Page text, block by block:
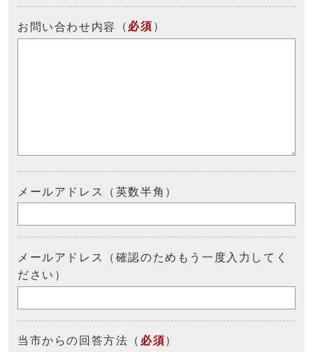
お問い合わせ内容 （ 必須 ）
メールアドレス（英数半角）
メールアドレス（確認のためもう一度入力してく
ださい）
当市からの回答方法 （ 必須）